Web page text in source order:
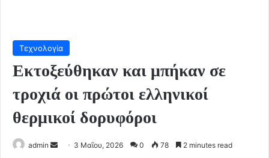
Τεχνολογία
Εκτοξεύθηκαν και μπήκαν σε
τροχιά οι πρώτοι ελληνικοί
θερμικοί δορυφόροι
admin
Send 3 Μαΐου, 2026 0 78 2 minutes read